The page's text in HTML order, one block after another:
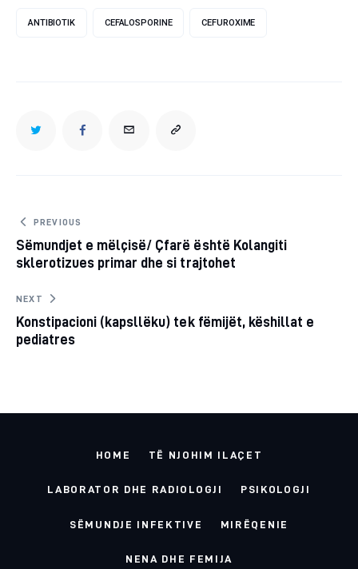
ANTIBIOTIK CEFALOSPORINE CEFUROXIME
TWITTERFACEBOOKEMAIL COPY
CLIPBOARD
Post
navigation
PREVIOUS
Sëmundjet e mëlçisë/ Çfarë është Kolangiti
sklerotizues primar dhe si trajtohet
NEXT
Konstipacioni (kapsllëku) tek fëmijët, këshillat e
pediatres
HOME TË NJOHIM ILAÇET
LABORATOR DHE RADIOLOGJI PSIKOLOGJI
SËMUNDJE INFEKTIVE MIRËQENIE
NENA DHE FEMIJA